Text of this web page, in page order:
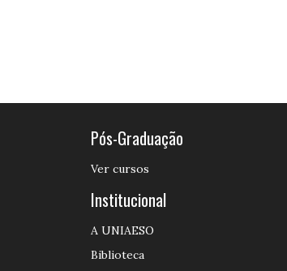
Pós-Graduação
Ver cursos
Institucional
A UNIAESO
Biblioteca